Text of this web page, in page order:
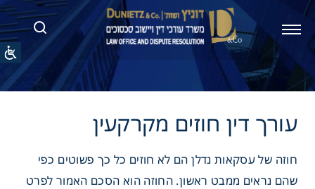
חוזים מקרקעין
חוזה של עסקאות נדלן הם לא חוזים כל כך פשוטים כפי
שהם נראים ממבט ראשון. החוזה הוא הסכם האמור לפרט